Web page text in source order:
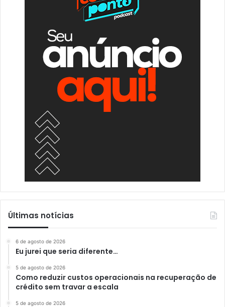
Últimas notícias
6 de agosto de 2026
Eu jurei que seria diferente…
5 de agosto de 2026
Como reduzir custos operacionais na recuperação de
crédito sem travar a escala
5 de agosto de 2026